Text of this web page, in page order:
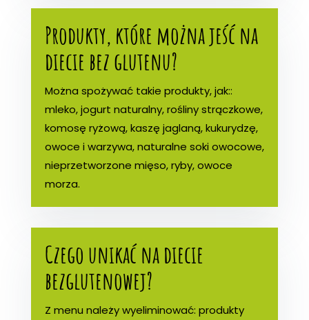
Produkty, które można jeść na
diecie bez glutenu?
Można spożywać takie produkty, jak::
mleko, jogurt naturalny, rośliny strączkowe,
komosę ryżową, kaszę jaglaną, kukurydzę,
owoce i warzywa, naturalne soki owocowe,
nieprzetworzone mięso, ryby, owoce
morza.
Czego unikać na diecie
bezglutenowej?
Z menu należy wyeliminować: produkty